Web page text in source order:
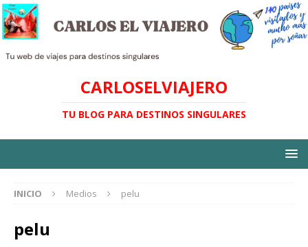
CARLOSELVIAJERO
TU BLOG PARA DESTINOS SINGULARES
INICIO Medios pelu
pelu